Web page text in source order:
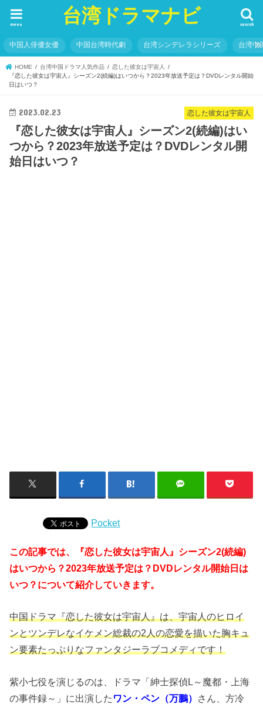
台湾ドラマナビ search
menu
中国人俳優女優 中国台湾時代劇 台湾シンデレラシリーズ 台湾中
HOME 台湾中国ドラマ人気作品
恋した彼女は宇宙人
『恋した彼女は宇宙人』シーズン2(続編)はいつから？2023年放送予定は？DVDレンタル開始
日はいつ？
恋した彼女は宇宙人
2023.02.23
『恋した彼女は宇宙人』シーズン2(続編)はい
つから？2023年放送予定は？DVDレンタル開
始日はいつ？
Pocket
この記事では、『恋した彼女は宇宙人』シーズン2(続編)
はいつから？2023年放送予定は？DVDレンタル開始日は
いつ？について紹介していきます。
中国ドラマ『恋した彼女は宇宙人』は、宇宙人のヒロイ
ンとツンデレなイケメン総裁の2人の恋愛を描いた胸キュ
ン要素たっぷりなファンタジーラブコメディです！
紫小七役を演じるのは、ドラマ「紳士探偵L～魔都・上海
の事件録～」に出演した ワン・ペン（万鵬） さん、方冷